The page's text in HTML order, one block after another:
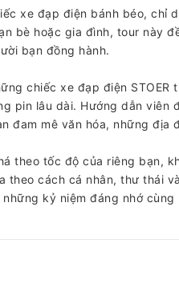
xe đạp điện bánh béo, chỉ
bè hoặc gia đình, tour này
bạn đồng hành.
chiếc xe đạp điện
pin lâu dài. Hướng dẫn viên
đam mê văn hóa, những địa
theo tốc độ của riêng bạn,
theo cách cá nhân, thư thái
kỷ niệm đáng nhớ